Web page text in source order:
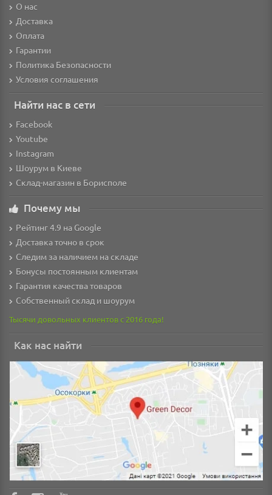
О нас
Доставка
Оплата
Гарантии
Политика Безопасности
Условия соглашения
Найти нас в сети
Facebook
Youtube
Instagram
Шоурум в Киеве
Склад-магазин в Борисполе
Почему мы
Рейтинг 4.9 на Google
Доставка точно в срок
Следим за наличием на складе
Бонусы постоянным клиентам
Гарантия качества товаров
Собственный склад и шоурум
Тысячи довольных клиентов с 2016 года!
Как нас найти